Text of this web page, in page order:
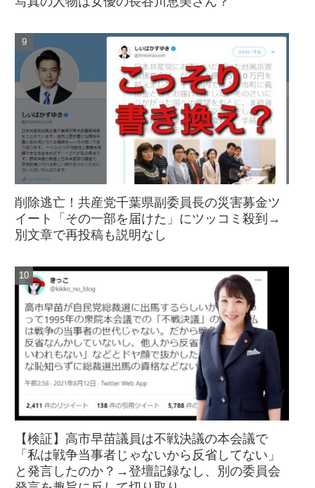
削除逃亡！共産党千葉県副委員長の災害募金ツ
イート「その一部を届けた」にツッコミ殺到→
別文章で再投稿も説明なし
【検証】高市早苗議員は不戦決議の本会議で
「私は戦争当事者じゃないから反省してない」
と発言したのか？→登壇記録なし、別の委員会